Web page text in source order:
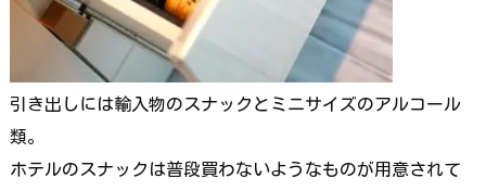
引き出しには輸入物のスナックとミニサイズのアルコール
類。
ホテルのスナックは普段買わないようなものが用意されて